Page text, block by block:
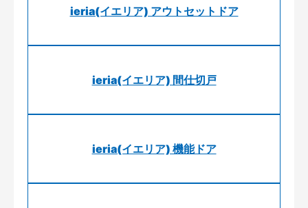
ieria(イエリア) アウトセットドア
ieria(イエリア) 間仕切戸
ieria(イエリア) 機能ドア